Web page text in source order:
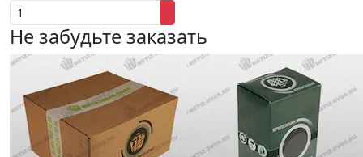
Не забудьте заказать